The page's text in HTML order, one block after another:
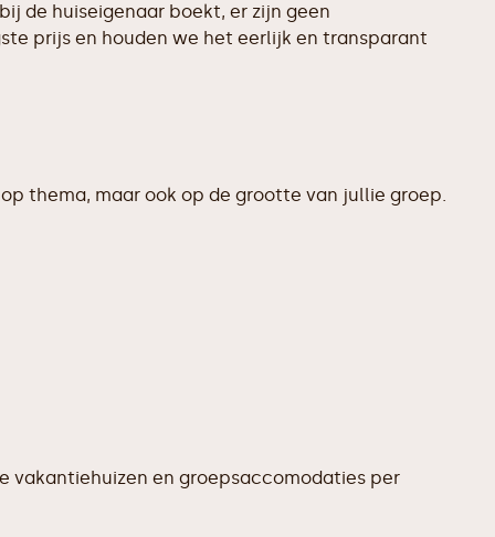
de huiseigenaar boekt, er zijn geen
prijs en houden we het eerlijk en transparant
thema, maar ook op de grootte van jullie groep.
vakantiehuizen en groepsaccomodaties per